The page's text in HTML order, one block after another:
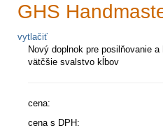
GHS
vytlačiť
Nový doplnok pre posilňovanie
vätčšie svalstvo kĺbov
cena:
cena s DPH: